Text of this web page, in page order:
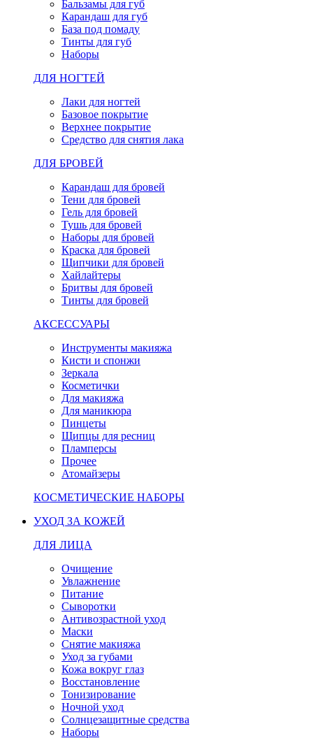
Бальзамы для губ
Карандаш для губ
База под помаду
Тинты для губ
Наборы
ДЛЯ НОГТЕЙ
Лаки для ногтей
Базовое покрытие
Верхнее покрытие
Средство для снятия лака
ДЛЯ БРОВЕЙ
Карандаш для бровей
Тени для бровей
Гель для бровей
Тушь для бровей
Наборы для бровей
Краска для бровей
Щипчики для бровей
Хайлайтеры
Бритвы для бровей
Тинты для бровей
АКСЕССУАРЫ
Инструменты макияжа
Кисти и спонжи
Зеркала
Косметички
Для макияжа
Для маникюра
Пинцеты
Щипцы для ресниц
Пламперсы
Прочее
Атомайзеры
КОСМЕТИЧЕСКИЕ НАБОРЫ
УХОД ЗА КОЖЕЙ
ДЛЯ ЛИЦА
Очищение
Увлажнение
Питание
Сыворотки
Антивозрастной уход
Маски
Снятие макияжа
Уход за губами
Кожа вокруг глаз
Восстановление
Тонизирование
Ночной уход
Солнцезащитные средства
Наборы